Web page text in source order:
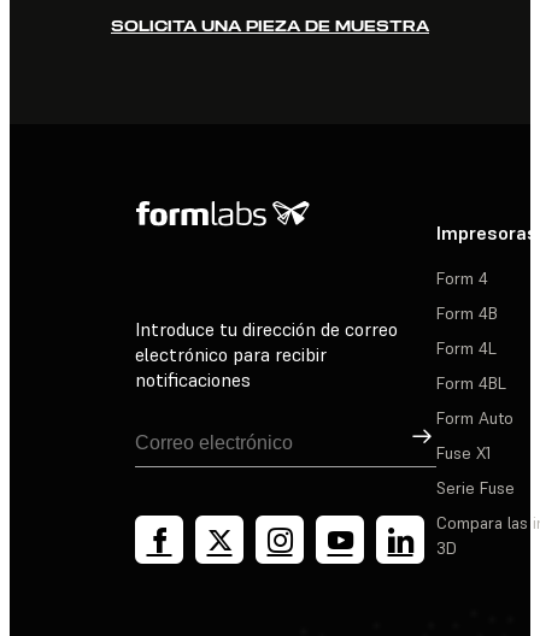
SOLICITA UNA PIEZA DE MUESTRA
Introduce tu dirección de correo
electrónico para recibir
notificaciones
Suscribirse
Impresoras
Form 4
Form 4B
Form 4L
Form 4BL
Form Auto
Fuse X1
Serie Fuse
Compara las
3D